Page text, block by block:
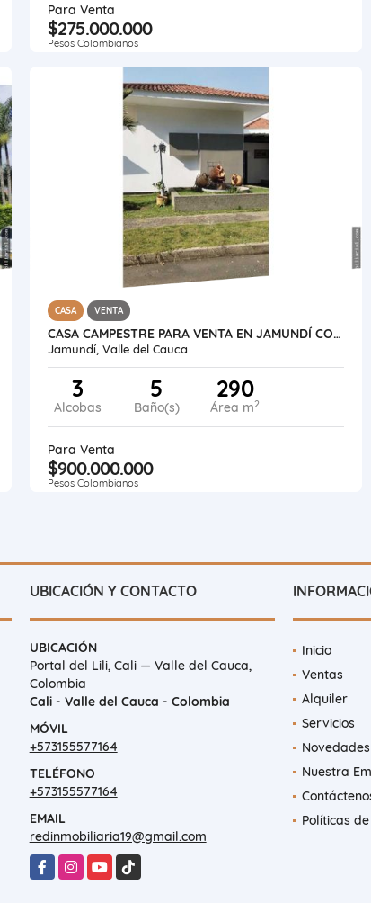
Para Venta
$275.000.000
Pesos Colombianos
CASA VENTA
CASA CAMPESTRE PARA VENTA EN JAMUNDÍ CONDOMINIO VALLE DEL RÍO 560 M²
Jamundí, Valle del Cauca
3
Alcobas
5
Baño(s)
290
Área m2
Para Venta
$900.000.000
Pesos Colombianos
UBICACIÓN Y CONTACTO
UBICACIÓN
Portal del Lili, Cali — Valle del Cauca,
Colombia
Cali - Valle del Cauca - Colombia
MÓVIL
+573155577164
TELÉFONO
+573155577164
EMAIL
redinmobiliaria19@gmail.com
FacebookInstagramYouTubeTikTok
Inicio
Ventas
Alquiler
Servicios
Novedades
Nuestra
Políticas